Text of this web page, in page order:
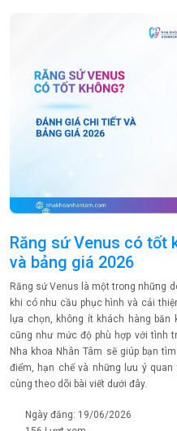
Răng sứ Venus có tốt
và bảng giá 2026
Răng sứ Venus là một trong những
khi có nhu cầu phục hình và cải
lựa chọn, không ít khách hàng băn
cũng như mức độ phù hợp với tình
Nha khoa Nhân Tâm sẽ giúp bạn
điểm, hạn chế và những lưu ý
cùng theo dõi bài viết dưới đây.
Ngày đăng: 19/06/2026